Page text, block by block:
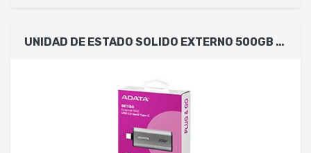
UNIDAD DE ESTADO SOLIDO EXTERNO 500GB ADATA SC750 PORTATIL USB TIPO C NEGRO WINDOWS MAC LINUX ANDROID PS4/5 XBOX SERIES X S SC750-500G-CCBK